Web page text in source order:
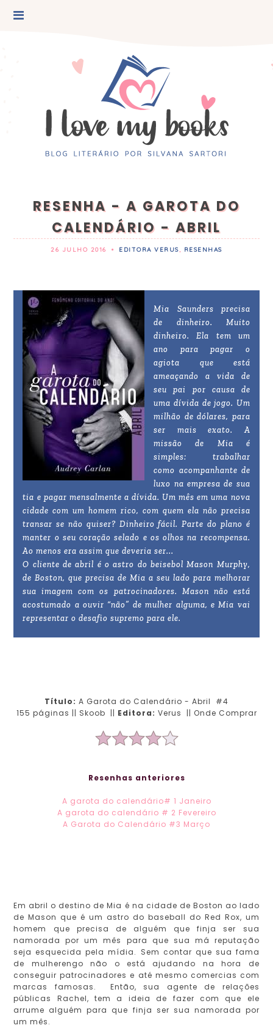
RESENHA - A GAROTA DO
CALENDÁRIO - ABRIL
26 JULHO 2016 • EDITORA VERUS, RESENHAS
Mia Saunders precisa
de dinheiro. Muito
dinheiro. Ela tem um
ano para pagar o
agiota que está
ameaçando a vida de
seu pai por causa de
uma dívida de jogo. Um
milhão de dólares, para
ser mais exato. A
missão de Mia é
simples: trabalhar
como acompanhante de
luxo na empresa de sua
tia e pagar mensalmente a dívida. Um mês em uma nova
cidade com um homem rico, com quem ela não precisa
transar se não quiser? Dinheiro fácil. Parte do plano é
manter o seu coração selado e os olhos na recompensa.
Ao menos era assim que deveria ser...
O cliente de abril é o astro do beisebol Mason Murphy,
de Boston, que precisa de Mia a seu lado para melhorar
sua imagem com os patrocinadores. Mason não está
acostumado a ouvir “não” de mulher alguma, e Mia vai
representar o desafio supremo para ele.
Título: A Garota do Calendário - Abril #4
155 páginas || Skoob || Editora: Verus || Onde Comprar
Resenhas anteriores
A garota do calendário# 1 Janeiro
A garota do calendário # 2 Fevereiro
A Garota do Calendário #3 Março
Em abril o destino de Mia é na cidade de Boston ao lado
de Mason que é um astro do baseball do Red Rox, um
homem que precisa de alguém que finja ser sua
namorada por um mês para que sua má reputação
seja esquecida pela mídia. Sem contar que sua fama
de mulherengo não o está ajudando na hora de
conseguir patrocinadores e até mesmo comercias com
marcas famosas. Então, sua agente de relações
públicas Rachel, tem a ideia de fazer com que ele
arrume alguém para que finja ser sua namorada por
um mês.